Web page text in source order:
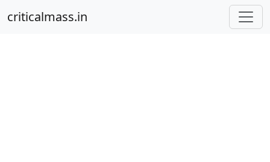
criticalmass.in